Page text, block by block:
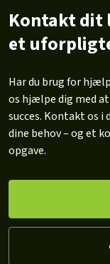
Kontakt
et
Har du brug for
os hjælpe dig med
succes. Kontakt os
dine behov – og et
opgave.